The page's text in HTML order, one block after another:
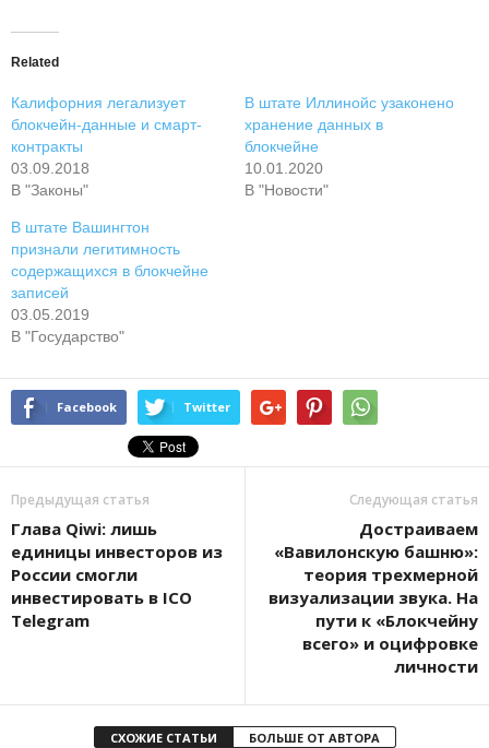
Related
Калифорния легализует
блокчейн-данные и смарт-
контракты
03.09.2018
В "Законы"
В штате Иллинойс узаконено
хранение данных в
блокчейне
10.01.2020
В "Новости"
В штате Вашингтон
признали легитимность
содержащихся в блокчейне
записей
03.05.2019
В "Государство"
Facebook Twitter
Предыдущая статья
Глава Qiwi: лишь
единицы инвесторов из
России смогли
инвестировать в ICO
Telegram
Следующая статья
Достраиваем
«Вавилонскую башню»:
теория трехмерной
визуализации звука. На
пути к «Блокчейну
всего» и оцифровке
личности
СХОЖИЕ СТАТЬИ БОЛЬШЕ ОТ АВТОРА